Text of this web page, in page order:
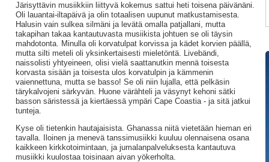
Järisyttävin musiikkiin liittyvä kokemus sattui heti toisena päivänäni.
Oli lauantai-iltapäivä ja olin totaalisen uupunut matkustamisesta.
Halusin vain sulkea silmäni ja levätä omalla patjallani, mutta
takapihan takaa kantautuvasta musiikista johtuen se oli täysin
mahdotonta. Minulla oli korvatulpat korvissa ja kädet korvien päällä,
mutta silti meteli oli yksinkertaisesti mieletöntä. Livebändi,
naissolisti yhtyeineen, olisi vielä saattanutkin mennä toisesta
korvasta sisään ja toisesta ulos korvatulpin ja kämmenin
vaiennettuna, mutta se basso! Se oli niin lujalla, että pelkäsin
tärykalvojeni särkyvän. Huone värähteli ja väsynyt kehoni sätki
basson säristessä ja kiertäessä ympäri Cape Coastia - ja sitä jatkui
tunteja.
Kyse oli tietenkin hautajaisista. Ghanassa niitä vietetään hieman eri
tavalla. Iloinen ja menevä tanssimusiikki kuuluu olennaisena osana
kaikkeen kirkkotoimintaan, ja jumalanpalveluksesta kantautuva
musiikki kuulostaa toisinaan aivan yökerholta.